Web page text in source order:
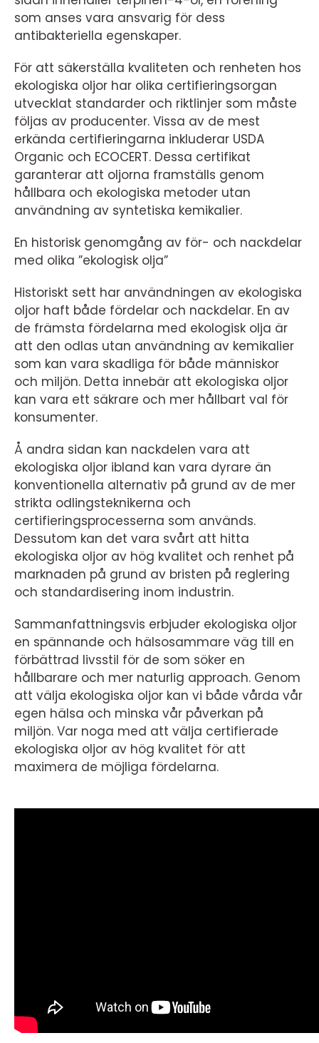
som anses vara ansvarig för dess
antibakteriella egenskaper.
För att säkerställa kvaliteten och renheten hos
ekologiska oljor har olika certifieringsorgan
utvecklat standarder och riktlinjer som måste
följas av producenter. Vissa av de mest
erkända certifieringarna inkluderar USDA
Organic och ECOCERT. Dessa certifikat
garanterar att oljorna framställs genom
hållbara och ekologiska metoder utan
användning av syntetiska kemikalier.
En historisk genomgång av för- och nackdelar
med olika ”ekologisk olja”
Historiskt sett har användningen av ekologiska
oljor haft både fördelar och nackdelar. En av
de främsta fördelarna med ekologisk olja är
att den odlas utan användning av kemikalier
som kan vara skadliga för både människor
och miljön. Detta innebär att ekologiska oljor
kan vara ett säkrare och mer hållbart val för
konsumenter.
Å andra sidan kan nackdelen vara att
ekologiska oljor ibland kan vara dyrare än
konventionella alternativ på grund av de mer
strikta odlingsteknikerna och
certifieringsprocesserna som används.
Dessutom kan det vara svårt att hitta
ekologiska oljor av hög kvalitet och renhet på
marknaden på grund av bristen på reglering
och standardisering inom industrin.
Sammanfattningsvis erbjuder ekologiska oljor
en spännande och hälsosammare väg till en
förbättrad livsstil för de som söker en
hållbarare och mer naturlig approach. Genom
att välja ekologiska oljor kan vi både vårda vår
egen hälsa och minska vår påverkan på
miljön. Var noga med att välja certifierade
ekologiska oljor av hög kvalitet för att
maximera de möjliga fördelarna.